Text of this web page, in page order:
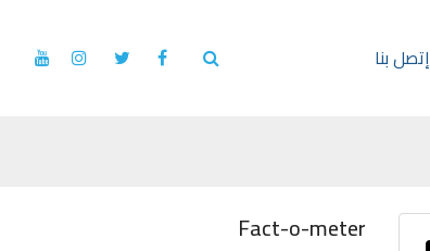
إتصل بنا
Fact-o-meter